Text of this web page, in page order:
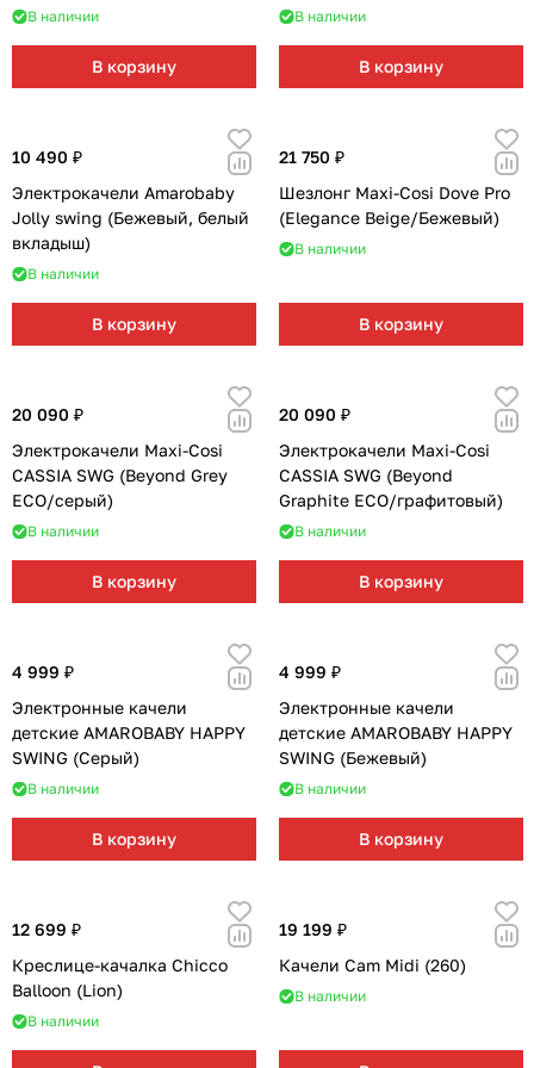
В наличии
В корзину
В наличии
В корзину
10 490 ₽
Электрокачели Amarobaby
Jolly swing (Бежевый, белый
вкладыш)
В наличии
В корзину
21 750 ₽
Шезлонг Maxi-Cosi Dove Pro
(Elegance Beige/Бежевый)
В наличии
В корзину
20 090 ₽
Электрокачели Maxi-Cosi
CASSIA SWG (Beyond Grey
ECO/серый)
В наличии
В корзину
20 090 ₽
Электрокачели Maxi-Cosi
CASSIA SWG (Beyond
Graphite ECO/графитовый)
В наличии
В корзину
4 999 ₽
Электронные качели
детские AMAROBABY HAPPY
SWING (Серый)
В наличии
В корзину
4 999 ₽
Электронные качели
детские AMAROBABY HAPPY
SWING (Бежевый)
В наличии
В корзину
12 699 ₽
Креслице-качалка Chicco
Balloon (Lion)
В наличии
19 199 ₽
Качели Cam Midi (260)
В наличии